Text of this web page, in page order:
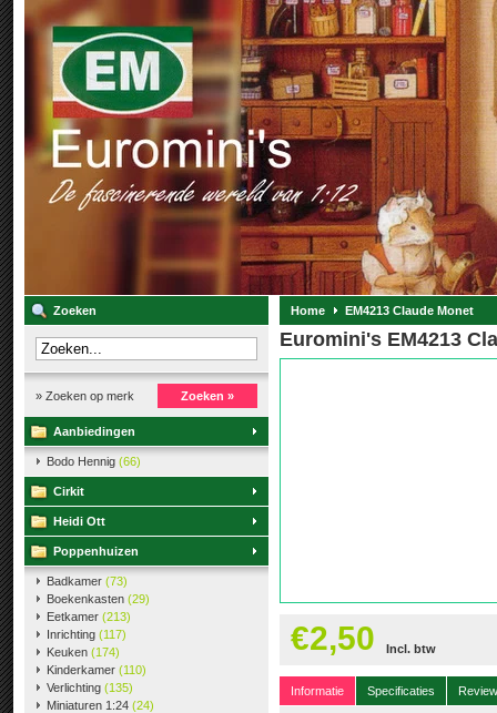
Zoeken
» Zoeken op merk Zoeken »
Aanbiedingen
Bodo Hennig (66)
Cirkit
Heidi Ott
Poppenhuizen
Badkamer (73)
Boekenkasten (29)
Eetkamer (213)
Inrichting (117)
Keuken (174)
Kinderkamer (110)
Verlichting (135)
Miniaturen 1:24 (24)
Home EM4213 Claude Monet
Euromini's EM4213
€2,50 Incl. btw
Informatie Specificaties